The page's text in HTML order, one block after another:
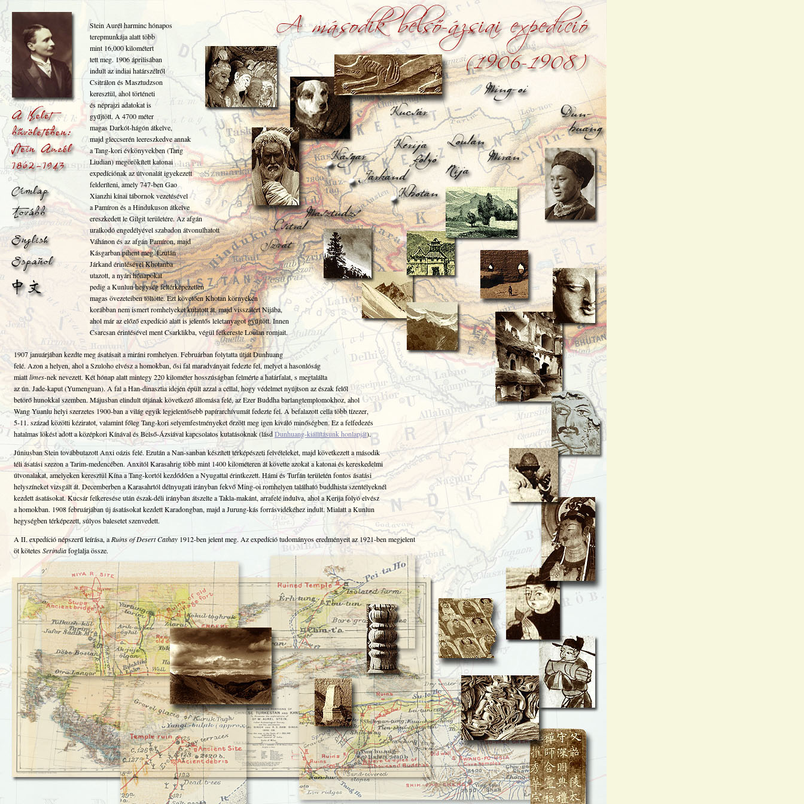
1907 januárjában kezdte meg ásatásait a miráni romhelyen. Februárban folytatta útját Dunhuang
felé. Azon a helyen, ahol a Szuloho elvész a homokban, ősi fal maradványait fedezte fel, melyet a hasonlóság
miattlimes-nek nevezett. Két hónap alatt mintegy 220 kilométer hosszúságban felmérte a határfalat, s megtalálta
az ún. Jade-kaput (Yumenguan). A fal a Han-dinasztia idején épült azzal a céllal, hogy védelmet nyújtson az észak felől
betörő hunokkal szemben. Májusban elindult útjának következő állomása felé, az Ezer Buddha barlangtemplomokhoz, ahol
Wang Yuanlu helyi szerzetes 1900-ban a világ egyik legjelentősebb papírarchívumát fedezte fel. A befalazott cella több tízezer,
5-11. század közötti kéziratot, valamint főleg Tang-kori selyemfestményeket őrzött meg igen kiváló minőségben. Ez a felfedezés
hatalmas lökést adott a középkori Kínával és Belső-Ázsiával kapcsolatos kutatásoknak (lásd Dunhuang-kiállításunk honlapját).
Júniusban Stein továbbutazott Anxi oázis felé. Ezután a Nan-sanban készített térképészeti felvételeket, majd következett a második
téli ásatási szezon a Tarim-medencében. Anxitól Karasahrig több mint 1400 kilométeren át követte azokat a katonai és kereskedelmi
útvonalakat, amelyeken keresztül Kína a Tang-kortól kezdődően a Nyugattal érintkezett. Hámi és Turfán területén fontos ásatási
helyszíneket vizsgált át. Decemberben a Karasahrtól délnyugati irányban fekvő Ming-oi romhelyen található buddhista szentélyeknél
kezdett ásatásokat. Kucsár felkeresése után észak-déli irányban átszelte a Takla-makánt, arrafelé indulva, ahol a Kerija folyó elvész
a homokban. 1908 februárjában új ásatásokat kezdett Karadongban, majd a Jurung-kás forrásvidékéhez indult. Mialatt a Kunlun
hegységben térképezett, súlyos balesetet szenvedett.
A II. expedíció népszerű leírása, aRuins of Desert Cathay 1912-ben jelent meg. Az expedíció tudományos eredményeit az 1921-ben megjelent
öt kötetesSerindiafoglalja össze.
Stein Aurél harminc hónapos
terepmunkája alatt több
mint 16,000 kilométert
tett meg. 1906 áprilisában
indult az indiai határszélről
Csitrálon és Masztudzson
keresztül, ahol történeti
és néprajzi adatokat is
gyűjtött. A 4700 méter
magas Darkót-hágón átkelve,
majd gleccserén leereszkedve annak
a Tang-kori évkönyvekben (Tang
Liudian) megörökített katonai
expedíciónak az útvonalát igyekezett
felderíteni, amely 747-ben Gao
Xianzhi kínai tábornok vezetésével
a Pamíron és a Hindukuson átkelve
ereszkedett le Gilgit területére. Az afgán
uralkodó engedélyével szabadon átvonulhatott
Váhánon és az afgán Pamíron, majd
Kásgarban pihent meg. Ezután
Járkand érintésével Khotanba
utazott, a nyári hónapokat
pedig a Kunlun hegység feltérképezetlen
magas övezeteiben töltötte. Ezt követően Khotan környékén
korábban nem ismert romhelyeket kutatott át, majd visszatért Nijába,
ahol már az előző expedíció alatt is jelentős leletanyagot gyűjtött. Innen
Csarcsan érintésével ment Csarklikba, végül felkereste Loulan romjait.